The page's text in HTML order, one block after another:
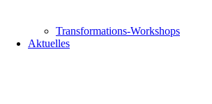
Transformations-Workshops
Aktuelles